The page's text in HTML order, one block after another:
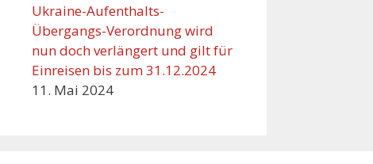
Ukraine-Aufenthalts-
Übergangs-Verordnung wird
nun doch verlängert und gilt für
Einreisen bis zum 31.12.2024
11. Mai 2024